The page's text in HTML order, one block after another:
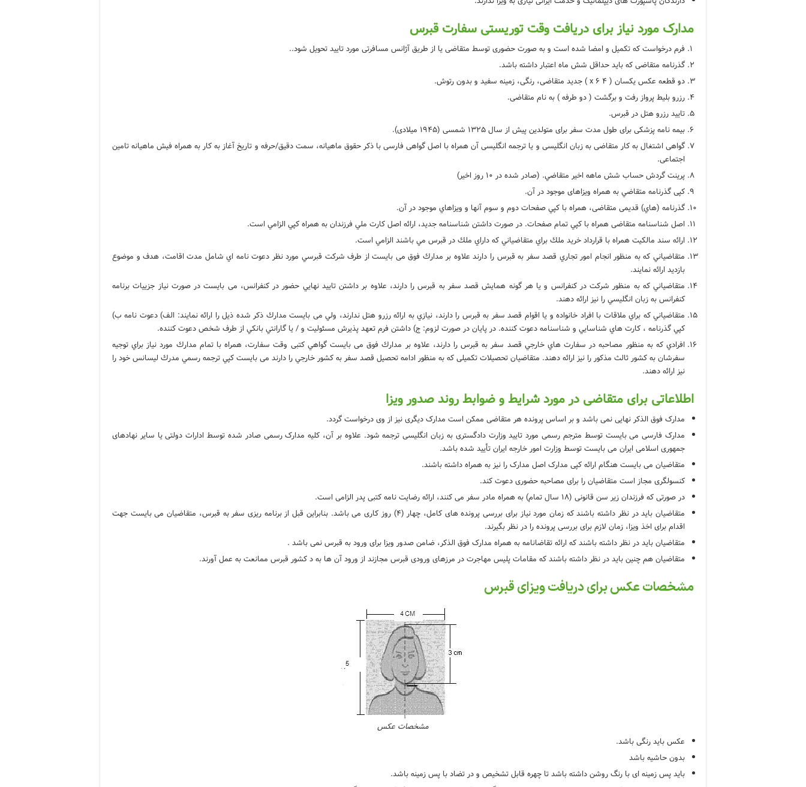
مدارک مورد نیاز برای دریافت وقت توریستی سفارت قبرس
فرم درخواست که تکمیل و امضا شده است و به صورت حضوری توسط متقاضی یا از طریق آژانس مسافرتی مورد تایید تحویل شود..
گذرنامه متقاضی كه بايد حداقل شش ماه اعتبار داشته باشد.
دو قطعه عکس یکسان ( 4 x 6 ) جدید متقاضی، رنگی، زمينه سفيد و بدون رتوش.
رزرو بلیط پرواز رفت و برگشت ( دو طرفه ) به نام متقاضی.
تایید رزرو هتل در قبرس.
بیمه نامه پزشکی برای طول مدت سفر برای متولدین پیش از سال 1325 شمسی (1945 میلادی).
گواهی اشتغال به کار متقاضی به زبان انگلیسی و یا ترجمه انگلیسی آن همراه با اصل گواهی فارسی با ذکر حقوق ماهیانه، سمت دقیق/حرفه و تاریخ آغاز به کار به همراه فیش ماهیانه تامین
اجتماعی.
پرينت گردش حساب شش ماهه اخير متقاضي. (صادر شده در 10 روز اخیر)
کپی گذرنامه متقاضي به همراه ویزاهای موجود در آن.
گذرنامه (هاي) قدیمی متقاضی، همراه با كپي صفحات دوم و سوم آنها و ويزاهاي موجود در آن.
اصل شناسنامه متقاضی همراه با كپي تمام صفحات. در صورت داشتن شناسنامه جديد، ارائه اصل كارت ملي فرزندان به همراه كپي الزامي است.
ارائه سند مالكيت همراه با قرارداد خريد ملك براي متقاضياني كه داراي ملك در قبرس مي باشند الزامي است.
متقاضياني كه به منظور انجام امور تجاري قصد سفر به قبرس را دارند علاوه بر مدارك فوق می بایست از طرف شركت قبرسي مورد نظر دعوت نامه اي شامل مدت اقامت، هدف و موضوع
بازديد ارائه نمایند.
متقاضياني كه به منظور شركت در كنفرانس و يا هر گونه همايش قصد سفر به قبرس را دارند، علاوه بر داشتن تاييد نهايي حضور در كنفرانس، می بایست در صورت نیاز جزییات برنامه
كنفرانس به زبان انگليسي را نيز ارائه دهند.
متقاضياني كه براي ملاقات با افراد خانواده و یا اقوام قصد سفر به قبرس را دارند، نيازي به ارائه رزرو هتل ندارند، ولي می بایست مدارك ذكر شده ذیل را ارائه نمایند: الف) دعوت نامه ب)
كپي گذرنامه ، كارت هاي شناسايي و شناسنامه دعوت كننده. در پايان در صورت لزوم: ج) داشتن فرم تعهد پذيرش مسئوليت و / يا گارانتي بانكي از طرف شخص دعوت كننده.
افرادي كه به منظور مصاحبه در سفارت هاي خارجي قصد سفر به قبرس را دارند، علاوه بر مدارك فوق می بایست گواهي کتبی وقت سفارت، همراه با تمام مدارك مورد نياز براي توجيه
سفرشان به كشور ثالث مذکور را نيز ارائه دهند. متقاضيان تحصیلات تکمیلی كه به منظور ادامه تحصيل قصد سفر به كشور خارجي را دارند می بایست كپي ترجمه رسمي مدرك ليسانس خود را
نيز ارائه دهند.
اطلاعاتی برای متقاضی در مورد شرایط و ضوابط روند صدور ویزا
مدارک فوق الذکر نهایی نمی باشد و بر اساس پرونده هر متقاضی ممکن است مدارک دیگری نیز از وی درخواست گردد.
مدارک فارسی می بایست توسط مترجم رسمی مورد تایید وزارت دادگستری به زبان انگلیسی ترجمه شود. علاوه بر آن، کلیه مدارک رسمی صادر شده توسط ادارات دولتی یا سایر نهادهای
جمهوری اسلامی ایران می بایست توسط وزارت امور خارجه ایران تأیید شده باشد.
متقاضیان می بایست هنگام ارائه کپی مدارک اصل مدارک را نیز به همراه داشته باشند.
کنسولگری مجاز است متقاضیان را برای مصاحبه حضوری دعوت کند.
در صورتی که فرزندان زیر سن قانونی (18 سال تمام) به همراه مادر سفر می کنند، ارائه رضایت نامه کتبی پدر الزامی است.
متقاضیان باید در نظر داشته باشند که زمان مورد نیاز برای بررسی پرونده های کامل، چهار (4) روز کاری می باشد. بنابراین قبل از برنامه ریزی سفر به قبرس، متقاضیان می بایست جهت
اقدام برای اخذ ویزا، زمان لازم برای بررسی پرونده را در نظر بگیرند.
متقاضیان باید در نظر داشته باشند که ارائه تقاضانامه به همراه مدارک فوق الذکر، ضامن صدور ویزا برای ورود به قبرس نمی باشد .
متقاضیان هم چنین باید در نظر داشته باشند که مقامات پلیس مهاجرت در مرزهای ورودی قبرس مجازند از ورود آن ها به د کشور قبرس ممانعت به عمل آورند.
مشخصات عکس برای دریافت ویزای قبرس
مشخصات عکس
عکس باید رنگی باشد.
بدون حاشیه باشد
باید پس زمینه ای با رنگ روشن داشته باشد تا چهره قابل تشخیص و در تضاد با پس زمینه باشد.